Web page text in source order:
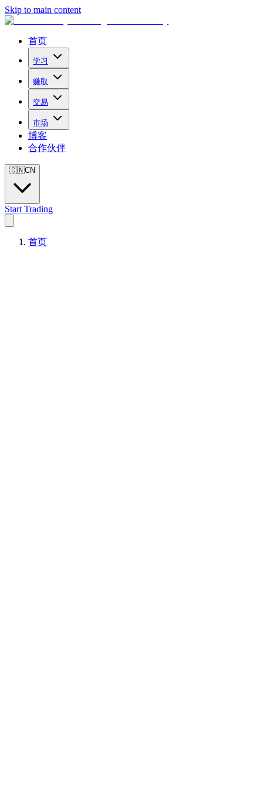
Skip to main content
首页
学习
赚取
交易
市场
博客
合作伙伴
🇨🇳CN
Start Trading
首页